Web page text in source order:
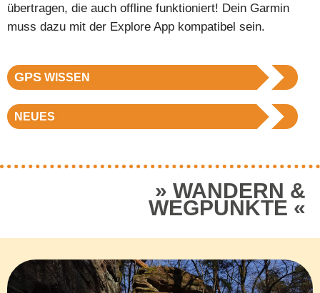
übertragen, die auch offline funktioniert! Dein Garmin
muss dazu mit der Explore App kompatibel sein.
GPS WISSEN
NEUES
WANDERN &
WEGPUNKTE